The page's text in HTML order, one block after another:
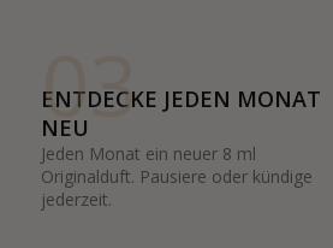
03
ENTDECKE JEDEN MONAT
NEU
Jeden Monat ein neuer 8 ml
Originalduft. Pausiere oder kündige
jederzeit.